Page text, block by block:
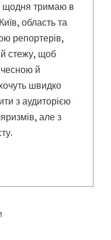
щодня тримаю в
область та
репортерів,
й стежу, щоб
й
швидко
з аудиторією
але з